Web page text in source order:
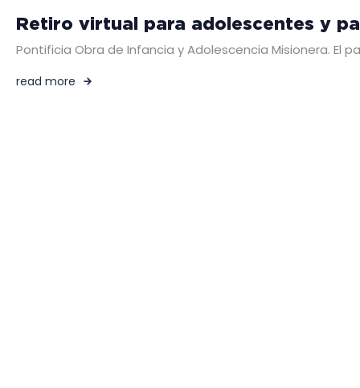
Retiro virtual para adolescentes y
Pontificia Obra de Infancia y Adolescencia Misionera. El
read more